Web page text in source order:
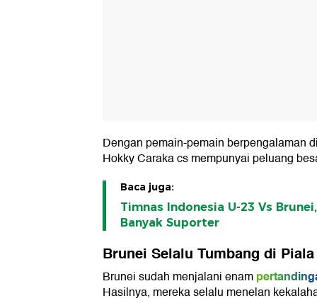
Dengan pemain-pemain berpengalaman
Hokky Caraka cs mempunyai peluang
Baca juga:
Timnas Indonesia U-23 Vs
Banyak Suporter
Brunei Selalu Tumbang di Piala
Brunei sudah menjalani enam
Hasilnya, mereka selalu menelan